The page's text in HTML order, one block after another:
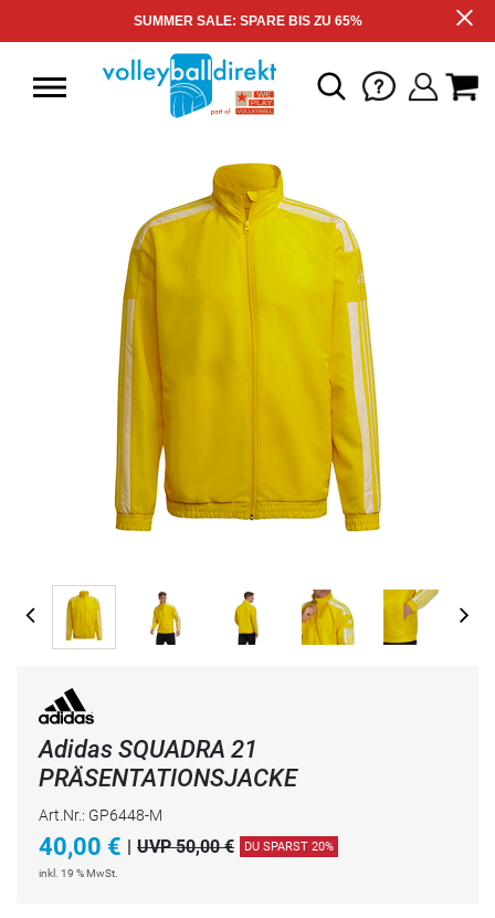
SUMMER SALE: SPARE BIS ZU 65%
Adidas SQUADRA 21
PRÄSENTATIONSJACKE
Art.Nr.: GP6448-M
40,00 € | UVP 50,00 € DU SPARST 20%
inkl. 19 % MwSt.